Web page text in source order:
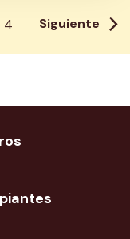
4 Siguiente